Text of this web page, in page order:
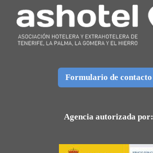
Formulario de contacto
Agencia autorizada por: